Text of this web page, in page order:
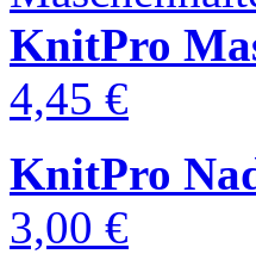
KnitPro
4,45 €
KnitPro
3,00 €